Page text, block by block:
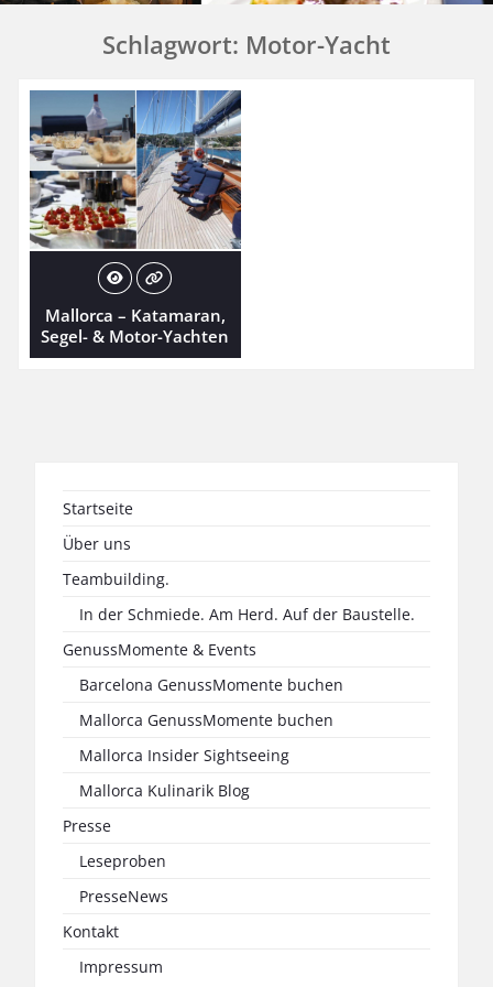
Schlagwort: Motor-Yacht
Mallorca – Katamaran,
Segel- & Motor-Yachten
Startseite
Über uns
Teambuilding.
In der Schmiede. Am Herd. Auf der Baustelle.
GenussMomente & Events
Barcelona GenussMomente buchen
Mallorca GenussMomente buchen
Mallorca Insider Sightseeing
Mallorca Kulinarik Blog
Presse
Leseproben
PresseNews
Kontakt
Impressum